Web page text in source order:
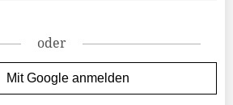
oder
Mit Google anmelden